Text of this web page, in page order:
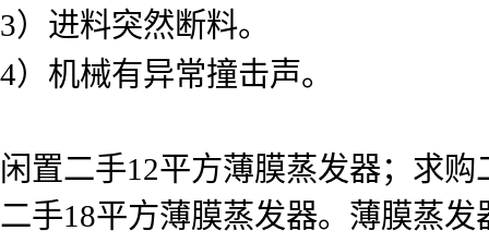
3）进料突然断料。
4）机械有异常撞击声。
闲置二手12平方薄膜蒸发器；求
二手18平方薄膜蒸发器。薄膜蒸